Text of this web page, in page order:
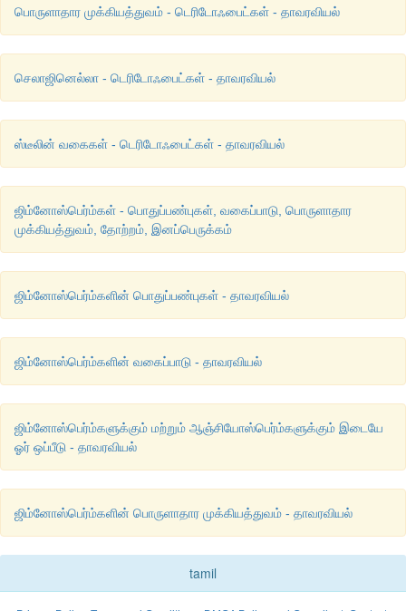
பொருளாதார முக்கியத்துவம் - டெரிடோஃபைட்கள் - தாவரவியல்
செலாஜினெல்லா - டெரிடோஃபைட்கள் - தாவரவியல்
ஸ்டீலின் வகைகள் - டெரிடோஃபைட்கள் - தாவரவியல்
ஜிம்னோஸ்பெர்ம்கள் - பொதுப்பண்புகள், வகைப்பாடு, பொருளாதார
முக்கியத்துவம், தோற்றம், இனப்பெருக்கம்
ஜிம்னோஸ்பெர்ம்களின் பொதுப்பண்புகள் - தாவரவியல்
ஜிம்னோஸ்பெர்ம்களின் வகைப்பாடு - தாவரவியல்
ஜிம்னோஸ்பெர்ம்களுக்கும் மற்றும் ஆஞ்சியோஸ்பெர்ம்களுக்கும் இடையே
ஓர் ஒப்பீடு - தாவரவியல்
ஜிம்னோஸ்பெர்ம்களின் பொருளாதார முக்கியத்துவம் - தாவரவியல்
tamil